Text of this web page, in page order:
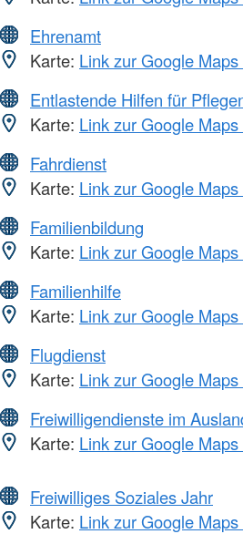
Ehrenamt
Karte: Link zur Google
Entlastende Hilfen für
Karte: Link zur Google
Fahrdienst
Karte: Link zur Google
Familienbildung
Karte: Link zur Google
Familienhilfe
Karte: Link zur Google
Flugdienst
Karte: Link zur Google
Freiwilligendienste im
Karte: Link zur Google
Freiwilliges Soziales Jahr
Karte: Link zur Google